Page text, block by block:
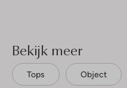
Bekijk meer
Tops Object